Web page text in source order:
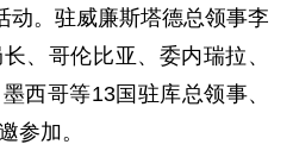
动。驻威廉斯塔德总领事李
、哥伦比亚、委内瑞拉、
西哥等13国驻库总领事、
参加。